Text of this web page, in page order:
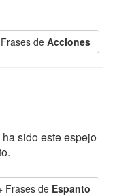
de Acciones
sido este espejo
Frases de Espanto